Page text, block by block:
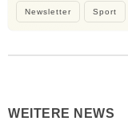
Newsletter Sport
WEITERE NEWS